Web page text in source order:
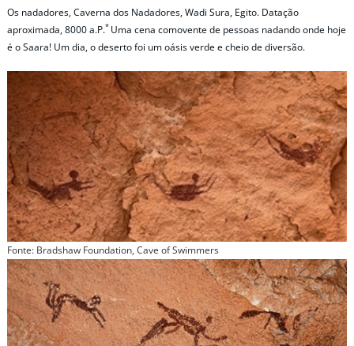
Os nadadores, Caverna dos Nadadores, Wadi Sura, Egito. Datação
aproximada, 8000 a.P.* Uma cena comovente de pessoas nadando onde hoje
é o Saara! Um dia, o deserto foi um oásis verde e cheio de diversão.
Fonte: Bradshaw Foundation, Cave of Swimmers